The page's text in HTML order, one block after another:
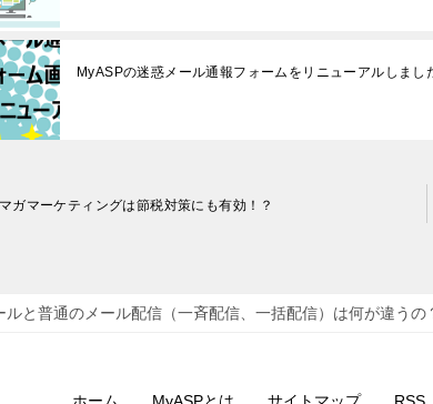
MyASPの迷惑メール通報フォームをリニューアルしまし
ガマーケティングは節税対策にも有効！？
ルと普通のメール配信（一斉配信、一括配信）は何が違うの